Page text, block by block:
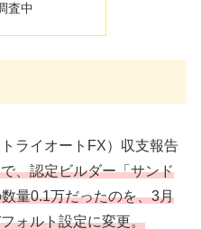
査中
ライオートFX）収支報告
、認定ビルダー「サンド
量0.1万だったのを、3月
ォルト設定に変更。